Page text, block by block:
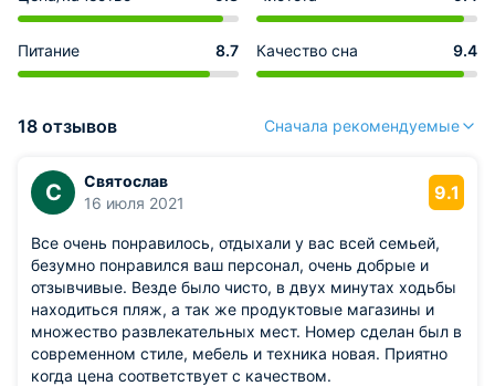
Питание 8.7 Качество сна 9.4
18 отзывов Сначала рекомендуемые
С
Святослав
16 июля 2021
9.1
Все очень понравилось, отдыхали у вас всей семьей,
безумно понравился ваш персонал, очень добрые и
отзывчивые. Везде было чисто, в двух минутах ходьбы
находиться пляж, а так же продуктовые магазины и
множество развлекательных мест. Номер сделан был в
современном стиле, мебель и техника новая. Приятно
когда цена соответствует с качеством.